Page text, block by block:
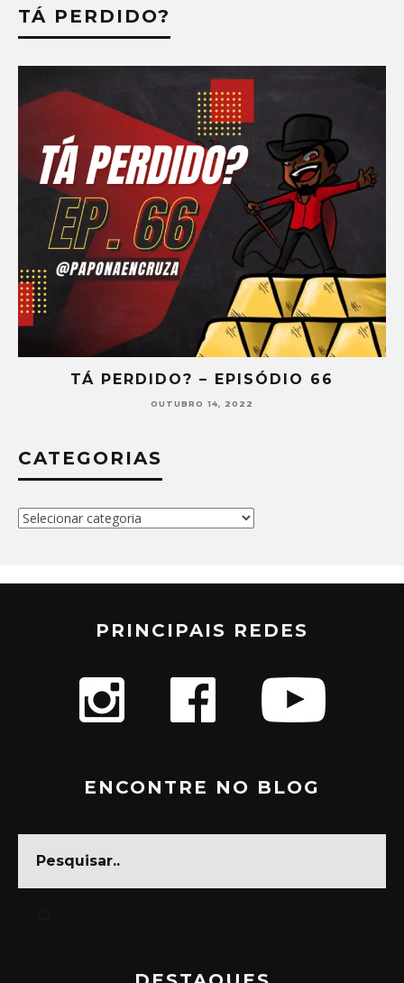
TÁ PERDIDO?
TÁ PERDIDO? – EPISÓDIO 65
SETEMBRO 30, 2022
CATEGORIAS
Categorias
PRINCIPAIS REDES
ENCONTRE NO BLOG